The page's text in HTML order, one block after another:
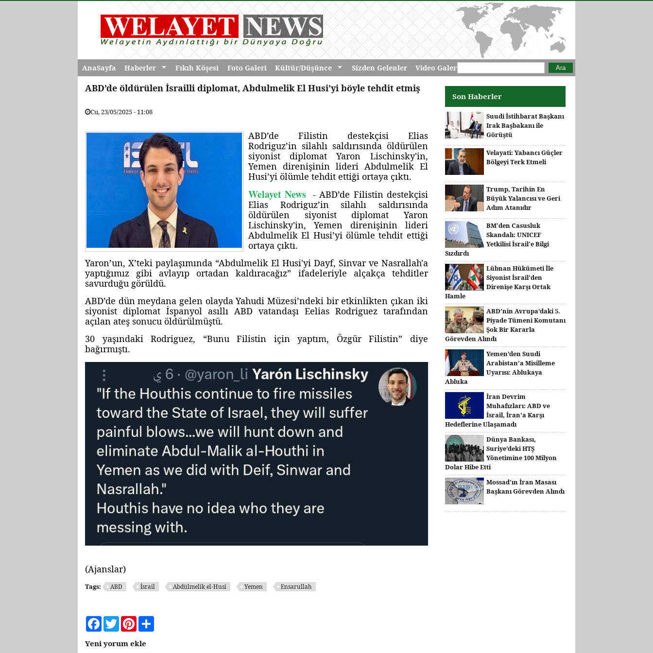
AnaSayfa Haberler Fıkıh Köşesi Foto Galeri Kültür/Düşünce Sizden Gelenler Video GaleriArama formu
Ara
ABD’de öldürülen İsrailli diplomat, Abdulmelik El Husi’yi böyle tehdit etmiş
Cu, 23/05/2025 - 11:08
ABD’de Filistin destekçisi Elias
Rodriguz’in silahlı saldırısında öldürülen
siyonist diplomat Yaron Lischinsky'in,
Yemen direnişinin lideri Abdulmelik El
Husi’yi ölümle tehdit ettiği ortaya çıktı.
Welayet News - ABD’de Filistin destekçisi
Elias Rodriguz’in silahlı saldırısında
öldürülen siyonist diplomat Yaron
Lischinsky'in, Yemen direnişinin lideri
Abdulmelik El Husi’yi ölümle tehdit ettiği
ortaya çıktı.
Yaron’un, X’teki paylaşımında “Abdulmelik El Husi'yi Dayf, Sinvar ve Nasrallah'a
yaptığımız gibi avlayıp ortadan kaldıracağız” ifadeleriyle alçakça tehditler
savurduğu görüldü.
ABD’de dün meydana gelen olayda Yahudi Müzesi’ndeki bir etkinlikten çıkan iki
siyonist diplomat İspanyol asıllı ABD vatandaşı Eelias Rodriguez tarafından
açılan ateş sonucu öldürülmüştü.
30 yaşındaki Rodriguez, “Bunu Filistin için yaptım, Özgür Filistin” diye
bağırmıştı.
(Ajanslar)
Tags: ABD İsrail Abdülmelik el-Husi Yemen Ensarullah
FacebookTwitterPinterest
Yeni yorum ekle
Son Haberler
Suudi İstihbarat Başkanı
Irak Başbakanı ile
Görüştü
Velayati: Yabancı Güçler
Bölgeyi Terk Etmeli
Trump, Tarihin En
Büyük Yalancısı ve Geri
Adım Atanıdır
BM'den Casusluk
Skandalı: UNICEF
Yetkilisi İsrail'e Bilgi
Sızdırdı
Lübnan Hükümeti İle
Siyonist İsrail'den
Direnişe Karşı Ortak
Hamle
ABD’nin Avrupa’daki 5.
Piyade Tümeni Komutanı
Şok Bir Kararla
Görevden Alındı
Yemen’den Suudi
Arabistan’a Misilleme
Uyarısı: Ablukaya
Abluka
İran Devrim
Muhafızları: ABD ve
İsrail, İran’a Karşı
Hedeflerine Ulaşamadı
Dünya Bankası,
Suriye’deki HTŞ
Yönetimine 100 Milyon
Dolar Hibe Etti
Mossad'ın İran Masası
Başkanı Görevden Alındı